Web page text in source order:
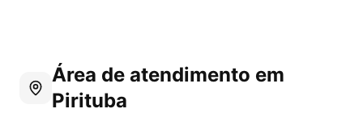
Área de atendimento em
Pirituba